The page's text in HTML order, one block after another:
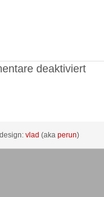
deaktiviert
vlad (aka perun)